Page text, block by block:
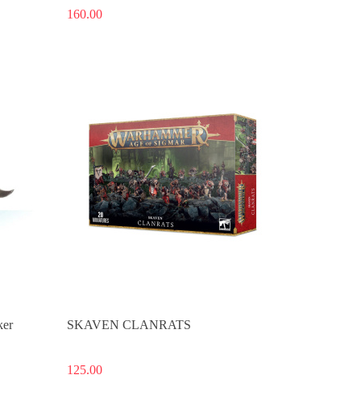
160.00
Produkt niedostępny
SKAVEN CLANRATS
125.00